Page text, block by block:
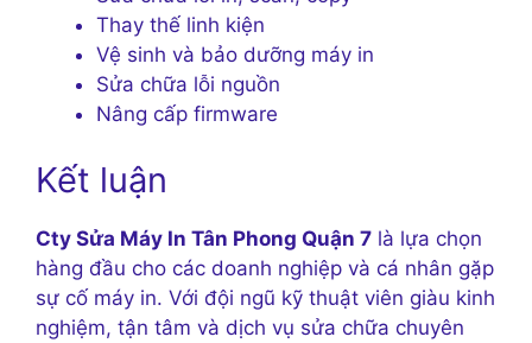
Thay thế linh kiện
Vệ sinh và bảo dưỡng máy in
Sửa chữa lỗi nguồn
Nâng cấp firmware
Kết luận
Cty Sửa Máy In Tân Phong Quận 7 là lựa chọn
hàng đầu cho các doanh nghiệp và cá nhân gặp
sự cố máy in. Với đội ngũ kỹ thuật viên giàu kinh
nghiệm, tận tâm và dịch vụ sửa chữa chuyên